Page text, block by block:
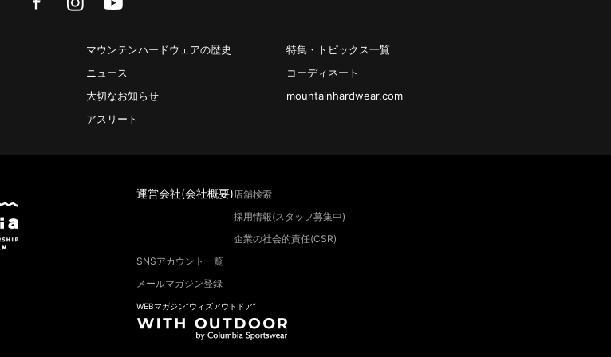
マウンテンハードウェアの歴史
ニュース
大切なお知らせ
アスリート
特集・トピックス一覧
コーディネート
mountainhardwear.com
運営会社(会社概要)店舗検索
採用情報(スタッフ募集中)
企業の社会的責任(CSR)
SNSアカウント一覧
メールマガジン登録
WEBマガジン“ウィズアウトドア”